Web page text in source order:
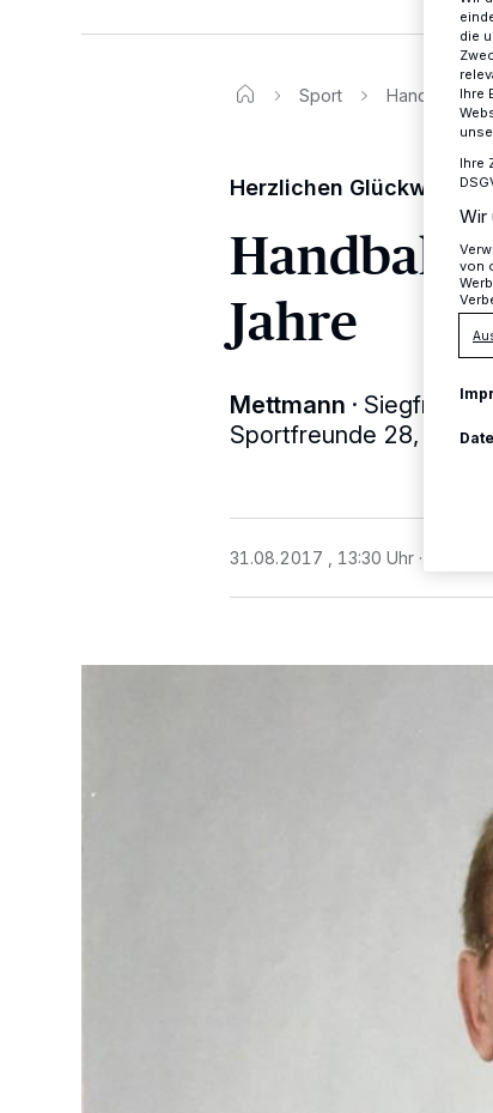
Sport
Herzlichen
Jahre
Mettmann · Siegfried
Sportfreunde 28, MSC)
31.08.2017 , 13:30 Uhr
die
Ihre
Ihre
Wir
von